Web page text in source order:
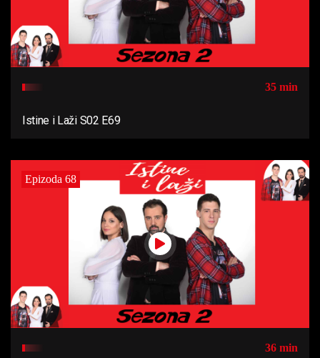
35 min
Istine i Laži S02 E69
Epizoda 68
36 min